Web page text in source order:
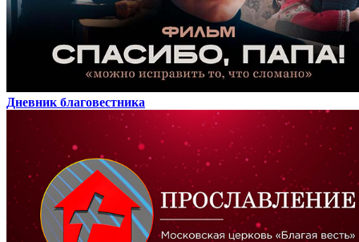
Дневник благовестника